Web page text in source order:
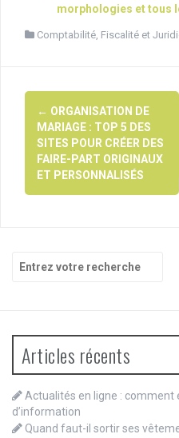
morphologies et tous
Comptabilité, Fiscalité et
Navigation
d'article
← ORGANISATION DE
MARIAGE : TOP 5 DES
SITES POUR CRÉER DES
FAIRE-PART ORIGINAUX
ET PERSONNALISÉS
pour
Articles récents
Actualités en ligne : comment
d’information
Quand faut-il sortir ses